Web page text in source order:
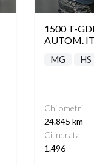
1500 T-
AUTOM.
MG HS
Chilometri
24.845 km
Cilindrata
1.496